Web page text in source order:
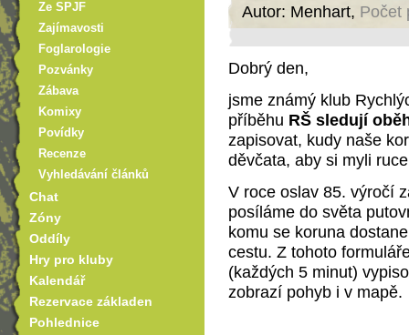
Autor: Menhart, Počet
Dobrý den,
jsme známý klub
příběhu RŠ sledují
zapisovat, kudy naše
děvčata, aby si myli
V roce oslav 85. výročí
posíláme do světa
komu se koruna
cestu. Z tohoto
(každých 5 minut)
zobrazí pohyb i v mapě.
Ze SPJF
Zajímavosti
Foglarologie
Pozvánky
Zábava
Komixy
Povídky
Recenze
Vyhledávání článků
Chat
Zóny
Oddíly
Hry pro kluby
Kalendář
Rezervace základen
Pohlednice